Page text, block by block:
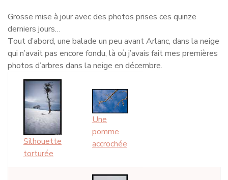
Grosse mise à jour avec des photos prises ces quinze
derniers jours…
Tout d’abord, une balade un peu avant Arlanc, dans la neige
qui n’avait pas encore fondu, là où j’avais fait mes premières
photos d’arbres dans la neige en décembre.
Silhouette
torturée
Une
pomme
accrochée